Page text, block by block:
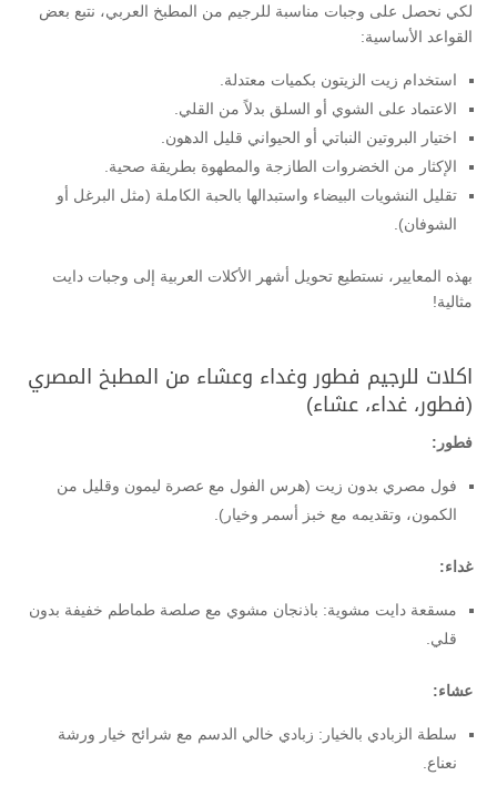
لكي نحصل على وجبات مناسبة للرجيم من المطبخ العربي، نتبع بعض
القواعد الأساسية:
استخدام زيت الزيتون بكميات معتدلة.
الاعتماد على الشوي أو السلق بدلاً من القلي.
اختيار البروتين النباتي أو الحيواني قليل الدهون.
الإكثار من الخضروات الطازجة والمطهوة بطريقة صحية.
تقليل النشويات البيضاء واستبدالها بالحبة الكاملة (مثل البرغل أو
الشوفان).
بهذه المعايير، نستطيع تحويل أشهر الأكلات العربية إلى وجبات دايت
مثالية!
اكلات للرجيم فطور وغداء وعشاء من المطبخ المصري
(فطور، غداء، عشاء)
فطور:
فول مصري بدون زيت (هرس الفول مع عصرة ليمون وقليل من
الكمون، وتقديمه مع خبز أسمر وخيار).
غداء:
مسقعة دايت مشوية: باذنجان مشوي مع صلصة طماطم خفيفة بدون
قلي.
عشاء:
سلطة الزبادي بالخيار: زبادي خالي الدسم مع شرائح خيار ورشة
نعناع.